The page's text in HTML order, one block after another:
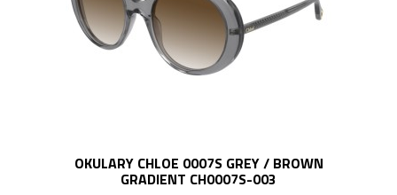
OKULARY CHLOE 0007S GREY / BROWN
GRADIENT CH0007S-003